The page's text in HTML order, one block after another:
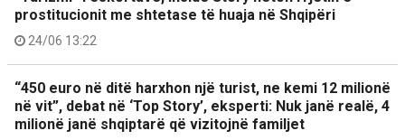
prostitucionit me shtetase të huaja në Shqipëri
24/06 13:22
“450 euro në ditë harxhon një turist, ne kemi 12 milionë
në vit”, debat në ‘Top Story’, eksperti: Nuk janë realë, 4
milionë janë shqiptarë që vizitojnë familjet